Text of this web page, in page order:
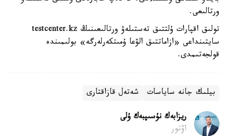
ورتالىعى.
تولىق اقپارات ۇلتتىق تەستىلەۋ ورتالىعىنىڭ testcenter.kz
سايتىنداعى «ازاماتتىق الۋعا ۇمىتكەرلەرگە» بولىمىندە
قولجەتىمدى.
بيلىك جانە ساياسات شەتەل قازاقتارى
ريزابەك نۇسىپبەك ۇلى
اۆتور